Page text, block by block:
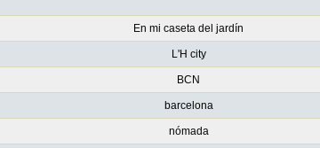
En mi caseta del jardín
L'H city
BCN
barcelona
nómada